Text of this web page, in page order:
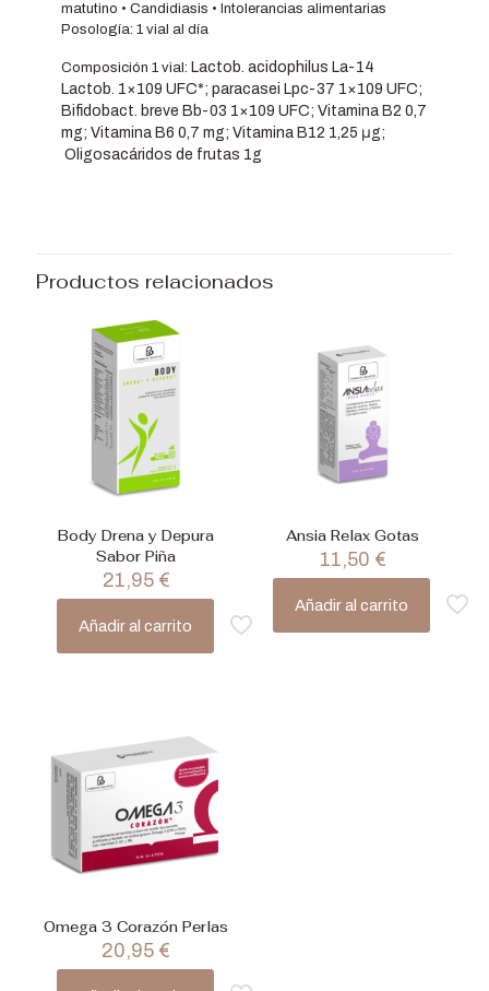
matutino • Candidiasis • Intolerancias alimentarias
Posología: 1 vial al día
Composición 1 vial: Lactob. acidophilus La-14
Lactob. 1×109 UFC*; paracasei Lpc-37 1×109 UFC;
Bifidobact. breve Bb-03 1×109 UFC; Vitamina B20,7
mg;Vitamina B60,7 mg;Vitamina B12 1,25 μg;
Oligosacáridos de frutas 1g
Productos relacionados
Body Drena y Depura
Sabor Piña
21,95 €
Añadir al carrito
Ansia Relax Gotas
11,50 €
Añadir al carrito
Omega 3 Corazón Perlas
20,95 €